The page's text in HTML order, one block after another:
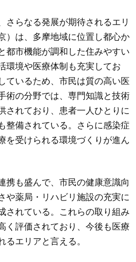
さらなる発展が期待されるエリ
）は、多摩地域に位置し都心か
都市機能が調和した住みやすい
環境や医療体制も充実してお
ているため、市民は質の高い医
術の分野では、専門知識と技術
されており、患者一人ひとりに
整備されている。さらに感染症
を受けられる環境づくりが進ん
携も盛んで、市民の健康意識向
や薬局・リハビリ施設の充実に
されている。これらの取り組み
く評価されており、今後も医療
エリアと言える。